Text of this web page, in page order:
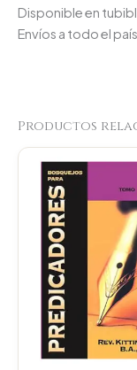
Disponible en
Envíos a todo el país.
Productos
was: